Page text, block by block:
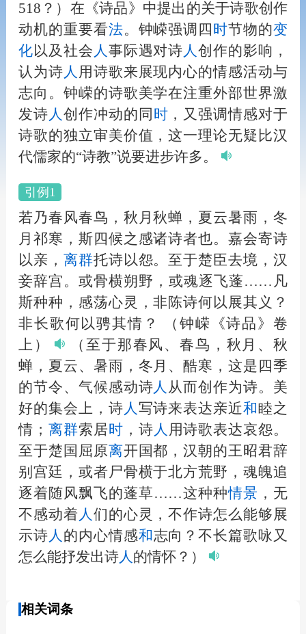
518？）在《诗品》中提出的关于诗歌创作
动机的重要看法。钟嵘强调四 时节物的变
化以及社会 人 事际遇对诗 人创作的影响，
认为诗 人 用诗歌来展现内心的情感活动与
志向。钟嵘的诗歌美学在注重外部世界激
发诗 人 创作冲动的同 时 ，又强调情感对于
诗歌的独立审美价值，这一理论无疑比汉
代儒家的“诗教”说要进步许多。
引例1
若乃春风春鸟，秋月秋蝉，夏云暑雨，冬
月祁寒，斯四候之感诸诗者也。嘉会寄诗
以亲， 离群托诗以怨。至于楚臣去境，汉
妾辞宫。或骨横朔野，或魂逐飞蓬……凡
斯种种，感荡心灵，非陈诗何以展其义？
非长歌何以骋其情？
（钟嵘《诗品》卷
上）
（至于那春风、春鸟，秋月、秋
蝉，夏云、暑雨，冬月、酷寒，这是四季
的节令、气候感动诗人 从而创作为诗。美
好的集会上，诗 人 写诗来表达亲近和睦之
情； 离群索居 时 ，诗 人 用诗歌表达哀怨。
至于楚国屈原离开国都，汉朝的王昭君辞
别宫廷，或者尸骨横于北方荒野，魂魄追
逐着随风飘飞的蓬草……这种种情景 ，无
不感动着 人 们的心灵，不作诗怎么能够展
示诗 人 的内心情感和志向？不长篇歌咏又
怎么能抒发出诗人 的情怀？）
相关词条